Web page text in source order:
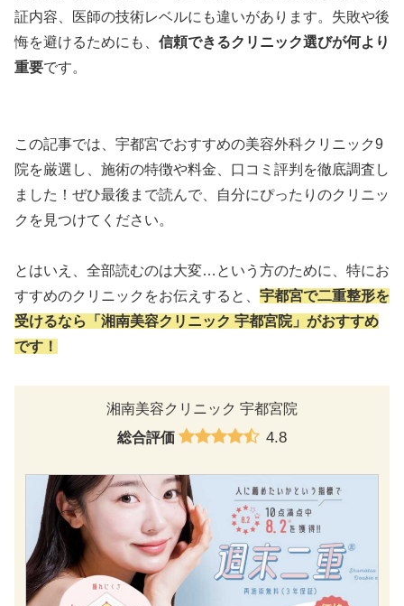
証内容、医師の技術レベルにも違いがあります。失敗や後
悔を避けるためにも、 信頼できるクリニック選びが何より
重要です。
この記事では、宇都宮でおすすめの美容外科クリニック9
院を厳選し、施術の特徴や料金、口コミ評判を徹底調査し
ました！ぜひ最後まで読んで、自分にぴったりのクリニッ
クを見つけてください。
とはいえ、全部読むのは大変…という方のために、特にお
すすめのクリニックをお伝えすると、 宇都宮で二重整形を
受けるなら「湘南美容クリニック 宇都宮院」がおすすめ
です！
湘南美容クリニック 宇都宮院
総合評価
4.8